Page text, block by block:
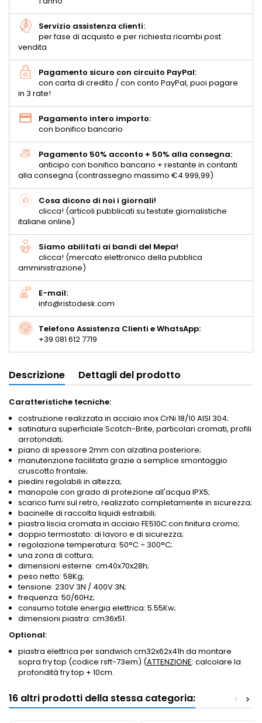
Servizio assistenza clienti:
per fase di acquisto e per richiesta ricambi post
vendita
Pagamento sicuro con circuito PayPal:
con carta di credito / con conto PayPal, puoi pagare
in 3 rate!
Pagamento intero importo:
con bonifico bancario
Pagamento 50% acconto + 50% alla consegna:
anticipo con bonifico bancario + restante in contanti
alla consegna (contrassegno massimo €4.999,99)
Cosa dicono di noi i giornali!
clicca! (articoli pubblicati su testate giornalistiche
italiane online)
Siamo abilitati ai bandi del Mepa!
clicca! (mercato elettronico della pubblica
amministrazione)
E-mail:
info@ristodesk.com
Telefono Assistenza Clienti e WhatsApp:
+39 081 612 7719
Descrizione Dettagli del prodotto
Caratteristiche tecniche:
costruzione realizzata in acciaio inox CrNi 18/10 AISI 304;
satinatura superficiale Scotch-Brite, particolari cromati, profili
arrotondati;
piano di spessore 2mm con alzatina posteriore;
manutenzione facilitata grazie a semplice smontaggio
cruscotto frontale;
piedini regolabili in altezza;
manopole con grado di protezione all'acqua IPX5;
scarico fumi sul retro, realizzato completamente in sicurezza;
bacinelle di raccolta liquidi estraibili;
piastra liscia cromata in acciaio FE510C con finitura cromo;
doppio termostato: di lavoro e di sicurezza;
regolazione temperatura: 50°C ÷300°C;
una zona di cottura;
dimensioni esterne: cm40x70x28h;
peso netto: 58Kg;
tensione: 230V 3N / 400V 3N;
frequenza: 50/60Hz;
consumo totale energia elettrica: 5.55Kw;
dimensioni piastra: cm36x51.
Optional:
piastra elettrica per sandwich cm32x62x41h da montare
sopra fry top (codice rsft-73em) (ATTENZIONE: calcolare la
profondità fry top + 10cm.
16 altri prodotti della stessa categoria: >
<